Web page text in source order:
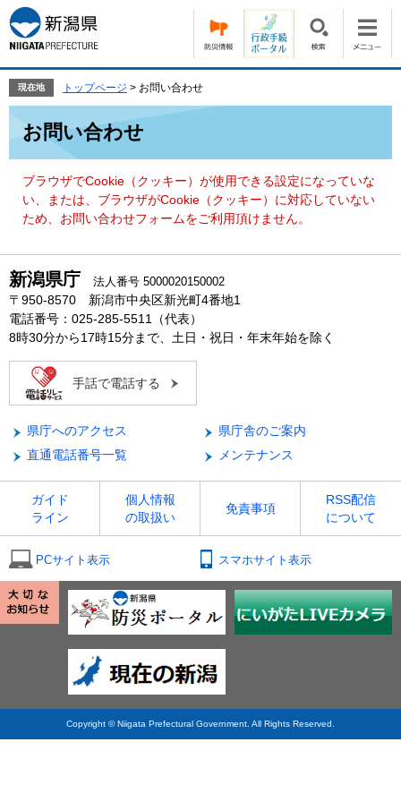
ー
ジ
の
頭
す。
ニ
ュ
ー
飛
て
現在地 トップページ > お問い合わせ
お問い合わせ
ブラウザでCookie（クッキー）が使用できる設定になっていな
い、または、ブラウザがCookie（クッキー）に対応していない
ため、お問い合わせフォームをご利用頂けません。
新潟県庁 法人番号 5000020150002
〒950-8570 新潟市中央区新光町4番地1
電話番号：025-285-5511（代表）
8時30分から17時15分まで、土日・祝日・年末年始を除く
手話で電話する
県庁へのアクセス
県庁舎のご案内
直通電話番号一覧
メンテナンス
ガイド
ライン
個人情報
の取扱い
免責事項
RSS配信
について
PCサイト表示 スマホサイト表示
Copyright © Niigata Prefectural Government. All Rights Reserved.